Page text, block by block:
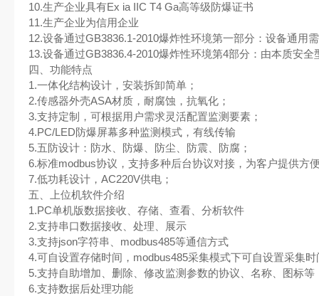
10.生产企业具有Ex ia IIC T4 Ga高等级防爆证书
11.生产企业为信用企业
12.设备通过GB3836.1-2010爆炸性环境第一部分：设备通用
13.设备通过GB3836.4-2010爆炸性环境第4部分：由本质安全
四、功能特点
1.一体化结构设计，安装拆卸简单；
2.传感器外壳ASA材质，耐腐蚀，抗氧化；
3.支持定制，可根据用户需求灵活配置监测要素；
4.PC/LED防爆屏幕多种监测模式，有线传输
5.五防设计：防水、防爆、防尘、防震、防腐；
6.标准modbus协议，支持多种后台协议对接，为客户提供方
7.低功耗设计，AC220V供电；
五、上位机软件介绍
1.PC单机版数据接收、存储、查看、分析软件
2.支持串口数据接收、处理、展示
3.支持json字符串、modbus485等通信方式
4.可自设置存储时间，modbus485采集模式下可自设置采集时
5.支持自助增加、删除、修改监测参数的协议、名称、图标等
6.支持数据后处理功能